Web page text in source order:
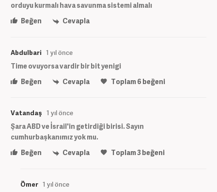
orduyu kurmalı hava savunma sistemi almalı
Beğen
Cevapla
Abdulbari 1 yıl önce
Time ovuyorsa vardir bir bit yenigi
Beğen
Cevapla Toplam6 beğeni
Vatandaş 1 yıl önce
Şara ABD ve İsrail'in getirdiği birisi. Sayın
cumhurbaşkanımız yok mu.
Beğen
Cevapla Toplam3beğeni
Ömer 1 yıl önce